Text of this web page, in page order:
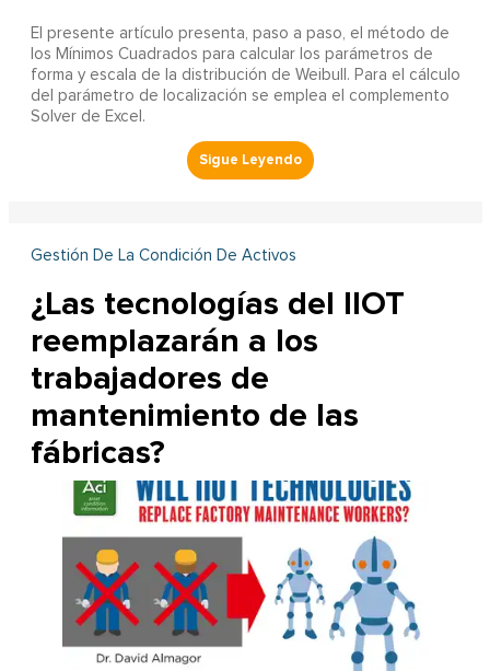
El presente artículo presenta, paso a paso, el método de
los Mínimos Cuadrados para calcular los parámetros de
forma y escala de la distribución de Weibull. Para el cálculo
del parámetro de localización se emplea el complemento
Solver de Excel.
Gestión De La Condición De Activos
¿Las tecnologías del IIOT
reemplazarán a los
trabajadores de
mantenimiento de las
fábricas?